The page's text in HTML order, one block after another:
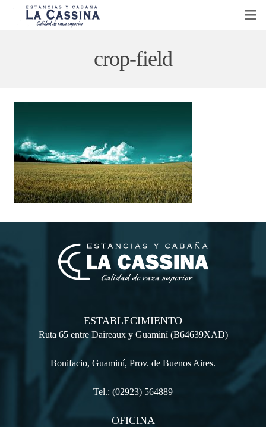
GANADERÍA Y AGRICULTURA
VENTA DE REPRODUCTORES
EVENTOS
NOTICIAS
CONTACTO
crop-field
ESTABLECIMIENTO
Ruta 65 entre Daireaux y Guaminí (B64639XAD)
Bonifacio, Guaminí, Prov. de Buenos Aires.
Tel.: (02923) 564889
OFICINA